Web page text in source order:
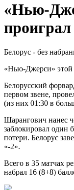
«Нью-
Белорус - без
«Нью-Джерси» этой
Белорусский
первом звене,
(из них 01:30 в
Шарангович нанес
заблокировал один
потери. Белорус
«-2».
Всего в 35 матчах
набрал 16 (8+8)